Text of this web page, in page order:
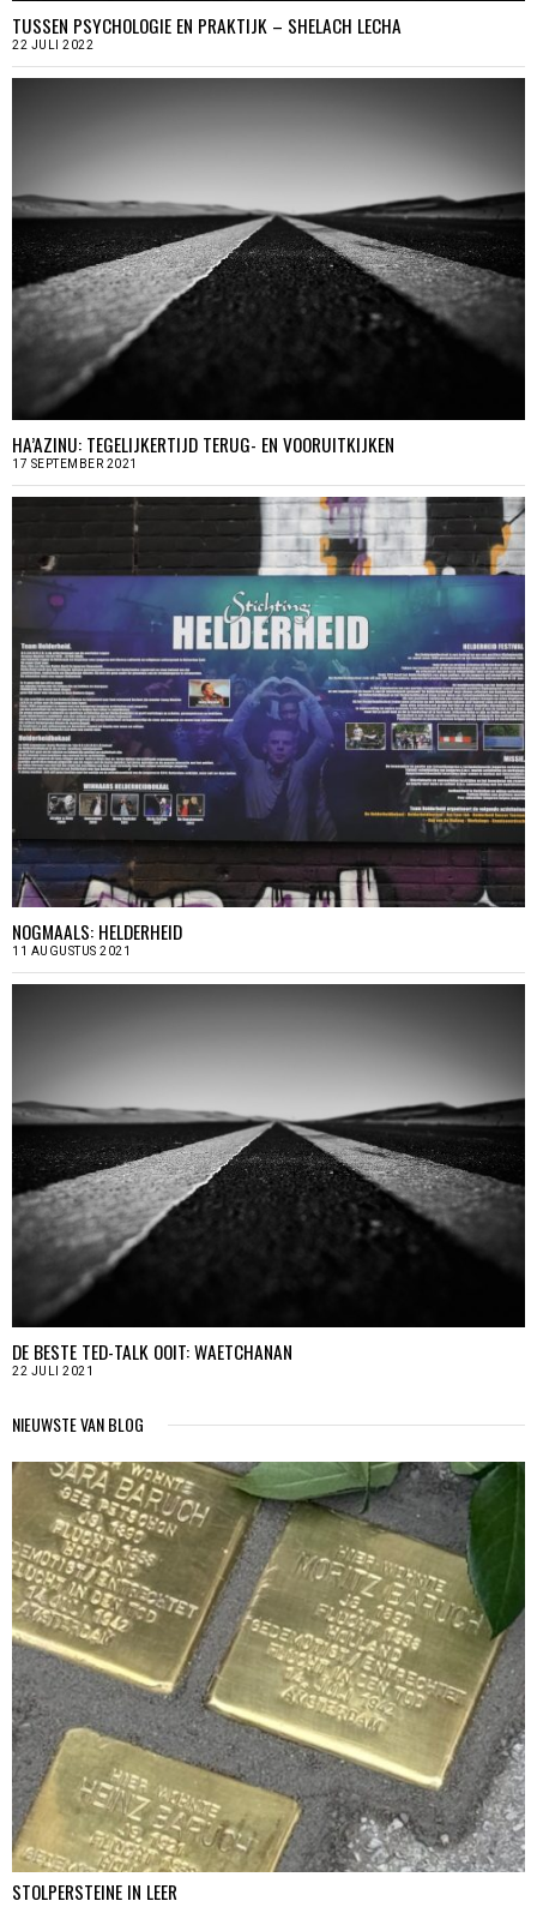
TUSSEN PSYCHOLOGIE EN PRAKTIJK – SHELACH LECHA
22 JULI 2022
HA’AZINU: TEGELIJKERTIJD TERUG- EN VOORUITKIJKEN
17 SEPTEMBER 2021
NOGMAALS: HELDERHEID
11 AUGUSTUS 2021
DE BESTE TED-TALK OOIT: WAETCHANAN
22 JULI 2021
NIEUWSTE VAN BLOG
STOLPERSTEINE IN LEER